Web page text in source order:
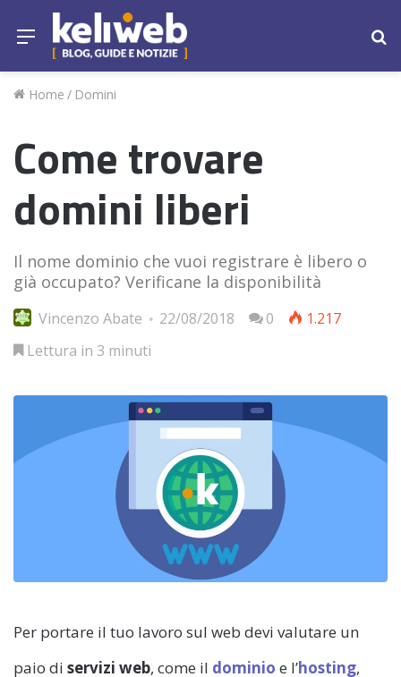
Menu
Home / Domini
Come trovare
domini liberi
Il nome dominio che vuoi registrare è libero o
già occupato? Verificane la disponibilità
Vincenzo Abate 22/08/2018 0
1.217
Lettura in 3 minuti
Per portare il tuo lavoro sul web devi valutare un
paio di servizi web, come il dominio e l’hosting,